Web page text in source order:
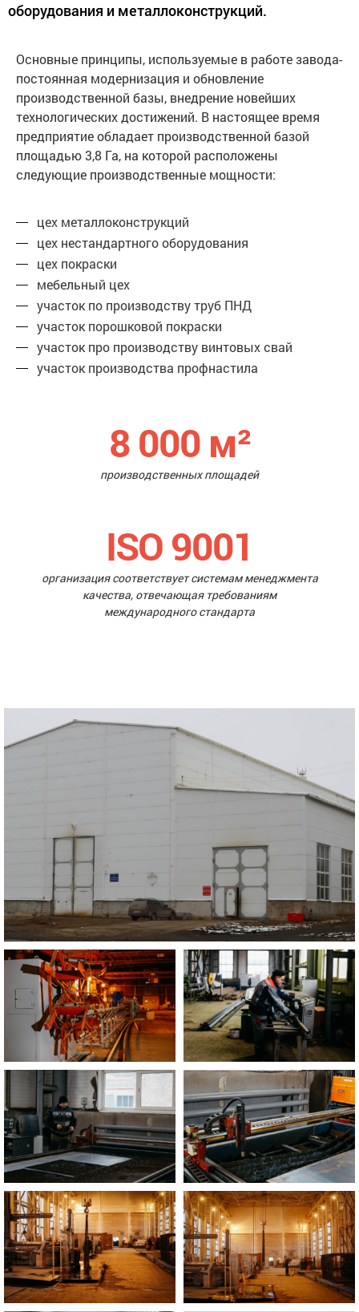
оборудования и металлоконструкций.
Основные принципы, используемые в работе завода-
постоянная модернизация и обновление
производственной базы, внедрение новейших
технологических достижений. В настоящее время
предприятие обладает производственной базой
площадью 3,8 Га, на которой расположены
следующие производственные мощности:
цех металлоконструкций
цех нестандартного оборудования
цех покраски
мебельный цех
участок по производству труб ПНД
участок порошковой покраски
участок про производству винтовых свай
участок производства профнастила
8 000 м²
производственных площадей
ISO 9001
организация соответствует системам менеджмента
качества, отвечающая требованиям
международного стандарта